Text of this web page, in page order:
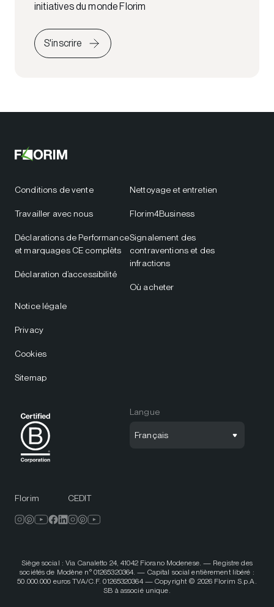
initiatives du monde Florim
S'inscrire
Conditions de vente
Travailler avec nous
Déclarations de Performance
et marquages CE complèts
Déclaration d’accessibilité
Nettoyage et entretien
Florim4Business
Signalement des
contraventions et des
infractions
Où acheter
Notice légale
Privacy
Cookies
Sitemap
Langue
Français
Florim CEDIT
Siège social : Via Canaletto 24, 41042 Fiorano Modenese. — Registre des
sociétés de Modène n° 01265320364. — Capital social entièrement libéré :
50.000.000 euros TVA/C.F. 01265320364 — Copyright © 2026 Florim S.p.A.
SB à associé unique.